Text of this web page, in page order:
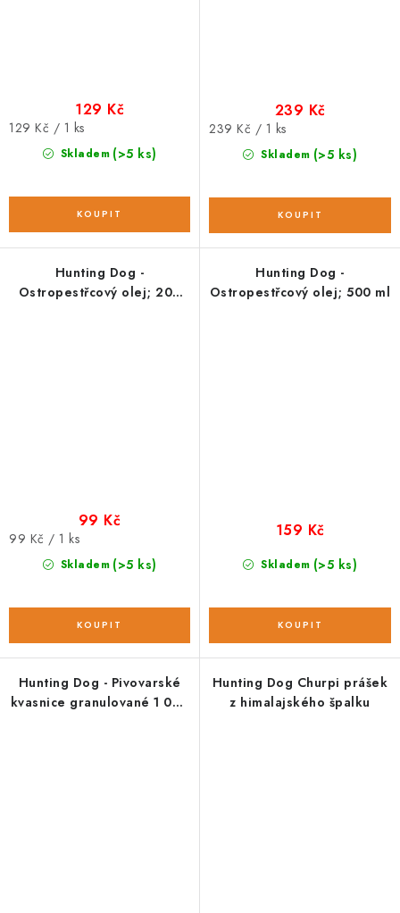
Skladem (>5 ks)
129 Kč
Měrná
129 Kč / 1 ks
Skladem (>5 ks)
239 Kč
Měrná
239 Kč / 1 ks
Hunting Dog -
Ostropestřcový olej; 200
Skladem (>5 ks)
99 Kč
Měrná
99 Kč / 1 ks
Hunting Dog -
Ostropestřcový olej; 500 ml
Skladem (>5 ks)
159 Kč
Hunting Dog - Pivovarské
kvasnice granulované 1 000
Hunting Dog Churpi prášek
z himalajského špalku